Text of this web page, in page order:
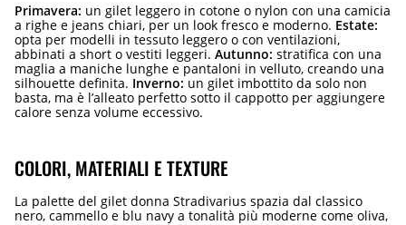
Primavera: un gilet leggero in cotone o nylon con una camicia
a righe e jeans chiari, per un look fresco e moderno. Estate:
opta per modelli in tessuto leggero o con ventilazioni,
abbinati a short o vestiti leggeri. Autunno: stratifica con una
maglia a maniche lunghe e pantaloni in velluto, creando una
silhouette definita. Inverno: un gilet imbottito da solo non
basta, ma è l’alleato perfetto sotto il cappotto per aggiungere
calore senza volume eccessivo.
COLORI, MATERIALI E TEXTURE
La palette del gilet donna Stradivarius spazia dal classico
nero, cammello e blu navy a tonalità più moderne come oliva,